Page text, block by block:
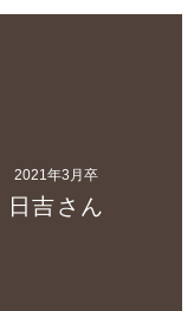
2021年3月卒
日吉さん